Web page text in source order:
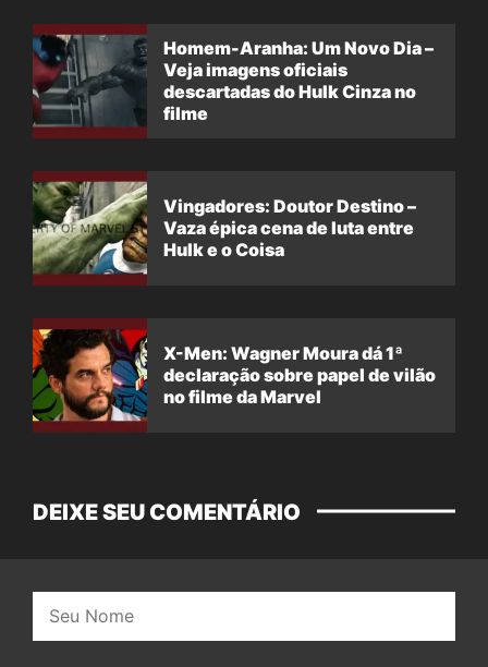
Homem-Aranha: Um Novo Dia –
Veja imagens oficiais
descartadas do Hulk Cinza no
filme
Vingadores: Doutor Destino –
Vaza épica cena de luta entre
Hulk e o Coisa
X-Men: Wagner Moura dá 1ª
declaração sobre papel de vilão
no filme da Marvel
DEIXE SEU COMENTÁRIO